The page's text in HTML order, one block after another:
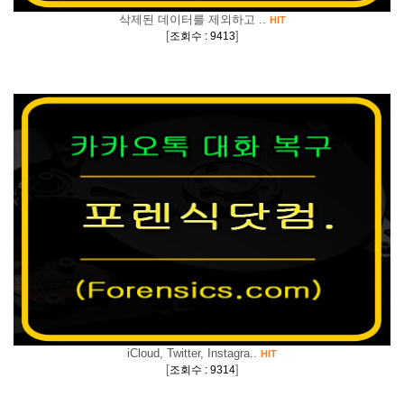
삭제된 데이터를 제외하고 .. HIT
[조회수 : 9413]
iCloud, Twitter, Instagra.. HIT
[조회수 : 9314]